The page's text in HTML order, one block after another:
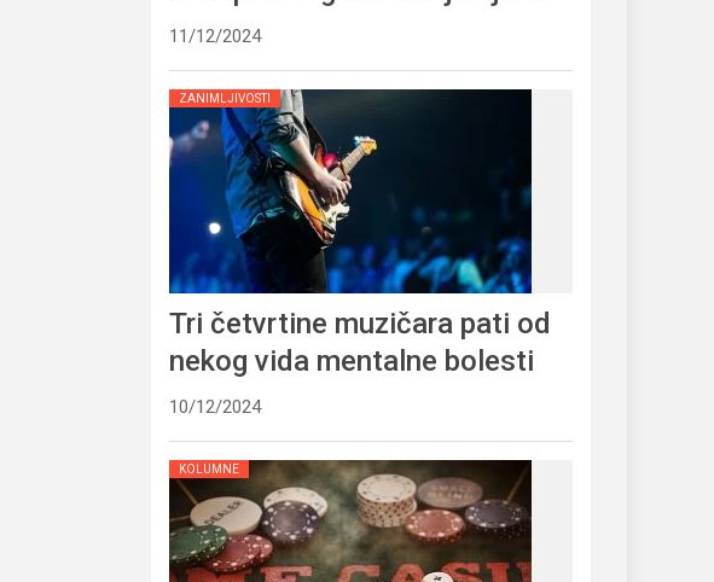
11/12/2024
ZANIMLJIVOSTI
Tri četvrtine muzičara pati od
nekog vida mentalne bolesti
10/12/2024
KOLUMNE